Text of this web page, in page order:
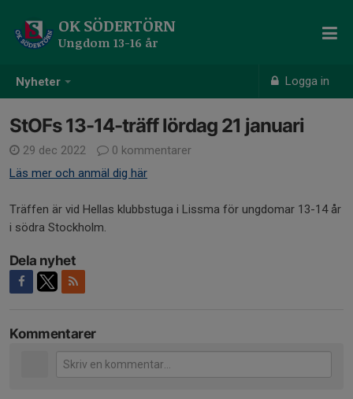
Nyheter Logga in
OK SÖDERTÖRN
Ungdom 13-16 år
StOFs 13-14-träff lördag 21 januari
29 dec 2022
0 kommentarer
Läs mer och anmäl dig här
Träffen är vid Hellas klubbstuga i Lissma för ungdomar 13-14 år
i södra Stockholm.
Dela nyhet
Kommentarer